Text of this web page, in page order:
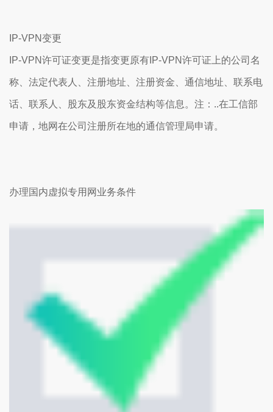
IP-VPN变更
IP-VPN许可证变更是指变更原有IP-VPN许可证上的公司名
称、法定代表人、注册地址、注册资金、通信地址、联系电
话、联系人、股东及股东资金结构等信息。注：..在工信部
申请，地网在公司注册所在地的通信管理局申请。
办理国内虚拟专用网业务条件